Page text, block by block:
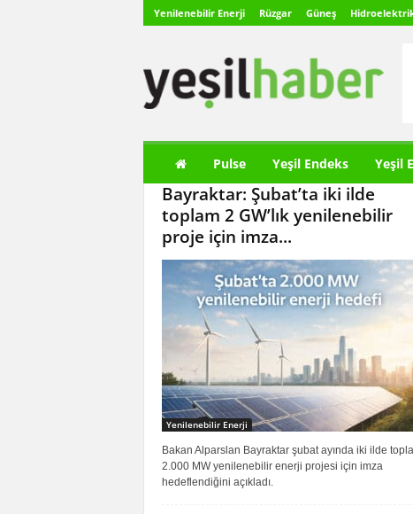
Yenilenebilir Enerji Rüzgar Güneş
ş
Pulse Yeşil Endeks Yeşil
Bayraktar: Şubat’ta iki ilde
toplam 2 GW’lık yenilenebilir
proje için imza...
Yenilenebilir Enerji
Bakan Alparslan Bayraktar şubat ayında iki ilde
2.000 MW yenilenebilir enerji projesi için imza
hedeflendiğini açıkladı.